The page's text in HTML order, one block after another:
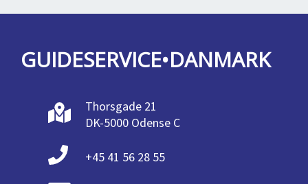
GUIDESERVICE•DANMARK
Thorsgade 21
DK-5000 Odense C
+45 41 56 28 55